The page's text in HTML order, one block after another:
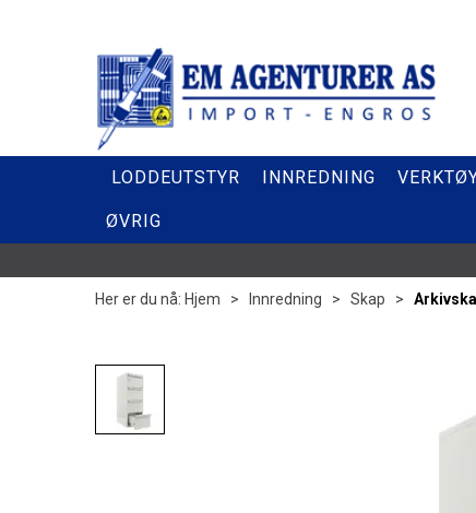
LODDEUTSTYR INNREDNING
ØVRIG
Her er du nå: Hjem > Innredning > Skap >